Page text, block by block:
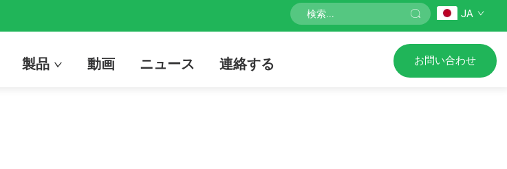
JA
製品 動画 ニュース 連絡する お問い合わせ